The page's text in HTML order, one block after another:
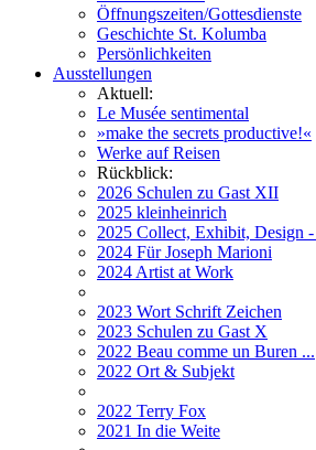
Öffnungszeiten/Gottesdienste
Geschichte St. Kolumba
Persönlichkeiten
Ausstellungen
Aktuell:
Le Musée sentimental
»make the secrets productive!«
Werke auf Reisen
Rückblick:
2026 Schulen zu Gast XII
2025 kleinheinrich
2025 Collect, Exhibit, Design -
2024 Für Joseph Marioni
2024 Artist at Work
2023 Wort Schrift Zeichen
2023 Schulen zu Gast X
2022 Beau comme un Buren ...
2022 Ort & Subjekt
2022 Terry Fox
2021 In die Weite